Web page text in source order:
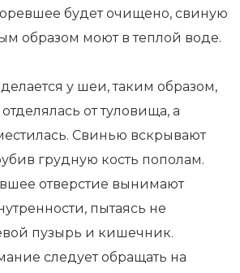
будет очищено, свиную
образом моют в теплой воде.
у шеи, таким образом,
от туловища, а
Свинью вскрывают
грудную кость пополам.
отверстие вынимают
пытаясь не
пузырь и кишечник.
следует обращать на